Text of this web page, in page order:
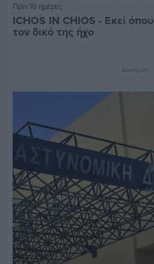
Πριν 10 ημέρες
ICHOS IN CHIOS - Εκεί
τον δικό της ήχο
Διαφήμιση